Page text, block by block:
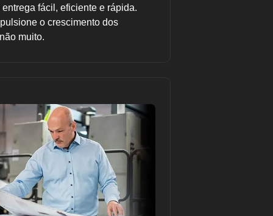
fácil, eficiente e rápida.
o crescimento dos
muito.